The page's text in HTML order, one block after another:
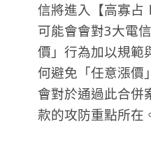
信將進入【高寡
可能會會對3大電
價」行為加以規範
何避免「任意漲價
會對於通過此合併
款的攻防重點所在